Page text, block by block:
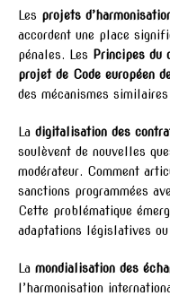
Les projets
accordent une place
pénales. Les Principes du
projet de Code européen
des mécanismes
La digitalisation des
soulèvent de nouvelles
modérateur. Comment
sanctions programmées
Cette problématique
adaptations législatives
La mondialisation des
l’harmonisation